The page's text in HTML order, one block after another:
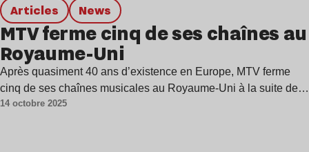
Articles news
MTV ferme cinq de ses chaînes au
Royaume-Uni
Après quasiment 40 ans d’existence en Europe, MTV ferme
cinq de ses chaînes musicales au Royaume-Uni à la suite de…
14 octobre 2025